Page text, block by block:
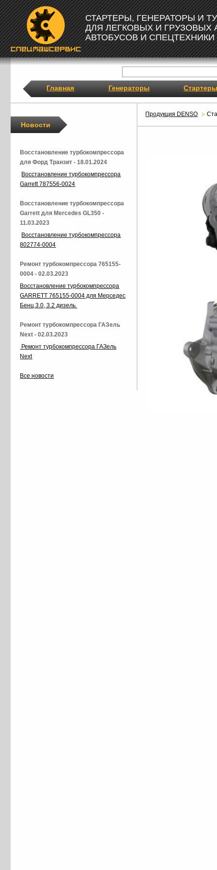
СТАРТЕРЫ, ГЕНЕРАТОРЫ И
ДЛЯ ЛЕГКОВЫХ И ГРУЗОВЫХ
АВТОБУСОВ И СПЕЦТЕХНИКИ
Главная Генераторы Стартеры
Продукция DENSO
Новости
Восстановление турбокомпрессора
для Форд Транзит - 18.01.2024
Восстановление турбокомпрессора
Garrett 787556-0024
Восстановление турбокомпрессора
Garrett для Mercedes GL350 -
11.03.2023
Восстановление турбокомпрессора
802774-0004
Ремонт турбокомпрессора 765155-
0004 - 02.03.2023
Восстановление турбокомпрессора
GARRETT 765155-0004 для Мерседес
Бенц 3.0, 3.2 дизель
Ремонт турбокомпрессора ГАЗель
Next - 02.03.2023
Ремонт турбокомпрессора ГАЗель
Next
Все новости